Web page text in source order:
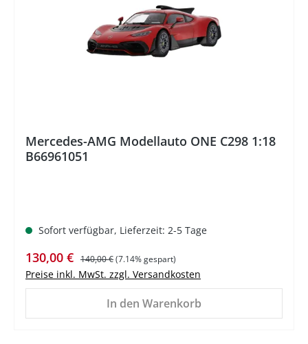
Mercedes-AMG Modellauto ONE C298 1:18
B66961051
Sofort verfügbar, Lieferzeit: 2-5 Tage
Verkaufspreis:
130,00 € Regulärer Preis:
140,00 €(7.14% gespart)
Preise inkl. MwSt. zzgl. Versandkosten
In den Warenkorb